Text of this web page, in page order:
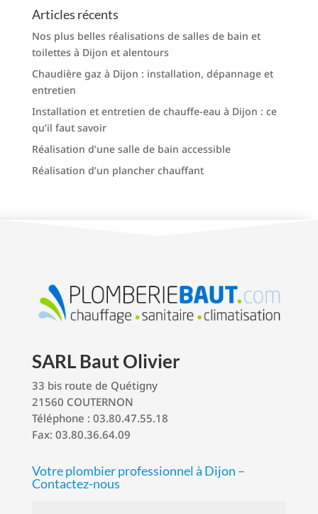
Articles récents
Nos plus belles réalisations de salles de bain et
toilettes à Dijon et alentours
Chaudière gaz à Dijon : installation, dépannage et
entretien
Installation et entretien de chauffe-eau à Dijon : ce
qu’il faut savoir
Réalisation d’une salle de bain accessible
Réalisation d’un plancher chauffant
SARL Baut Olivier
33 bis route de Quétigny
21560 COUTERNON
Téléphone : 03.80.47.55.18
Fax: 03.80.36.64.09
Votre plombier professionnel à Dijon –
Contactez-nous